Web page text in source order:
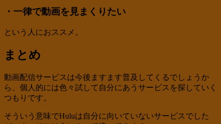
・一律で動画を見まくりたい
という人におススメ。
まとめ
動画配信サービスは今後ますます普及してくるでしょうか
ら、個人的には色々試して自分にあうサービスを探していく
つもりです。
そういう意味でHuluは自分に向いていないサービスでした